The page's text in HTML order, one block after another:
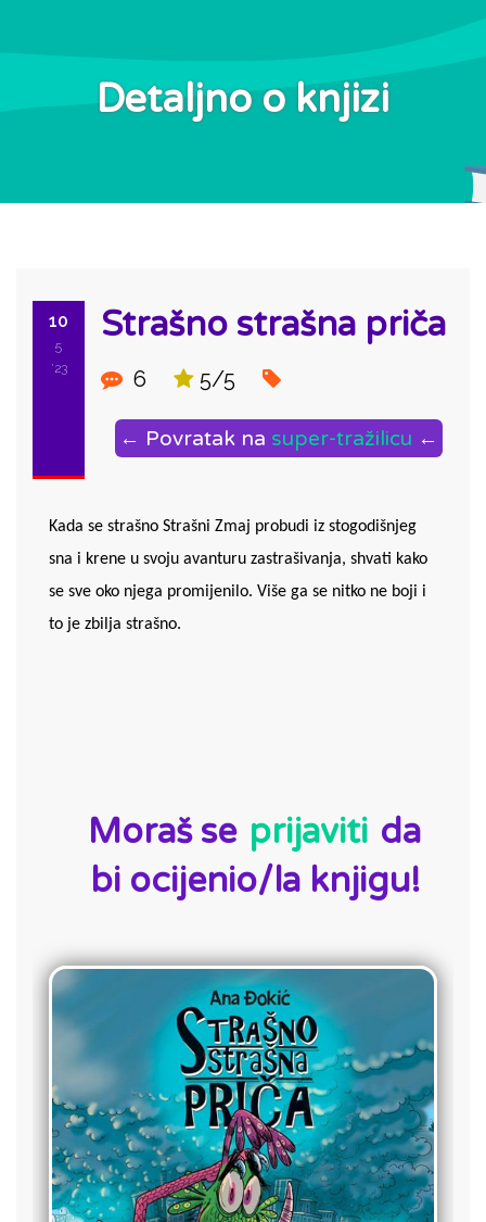
Detaljno o knjizi
10
5
'23
Strašno strašna priča
6 5/5
← Povratak na super-tražilicu ←
Kada se strašno Strašni Zmaj probudi iz stogodišnjeg
sna i krene u svoju avanturu zastrašivanja, shvati kako
se sve oko njega promijenilo. Više ga se nitko ne boji i
to je zbilja strašno.
Moraš se prijaviti da
bi ocijenio/la knjigu!